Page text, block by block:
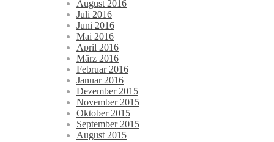
August 2016
Juli 2016
Juni 2016
Mai 2016
April 2016
März 2016
Februar 2016
Januar 2016
Dezember 2015
November 2015
Oktober 2015
September 2015
August 2015